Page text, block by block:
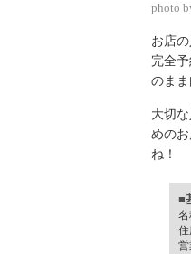
photo
お店
完全
のま
大切
めの
ね！
■
名
営